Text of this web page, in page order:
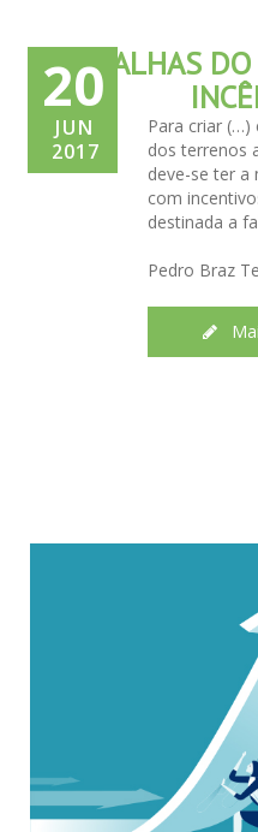
20
JUN
2017
FALHAS
Para criar (…)
dos terrenos
deve-se ter a
com
destinada a
Pedro Braz